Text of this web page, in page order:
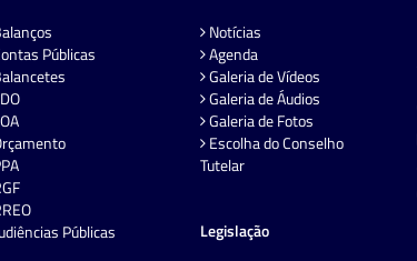
Públicas
Públicas
Notícias
Agenda
Galeria de Vídeos
Galeria de Áudios
Galeria de Fotos
Escolha do Conselho
Tutelar
Legislação